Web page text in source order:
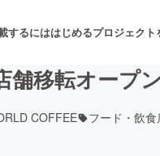
するにははじめるプロジェクト
移転オー
COFFEE フード・飲食